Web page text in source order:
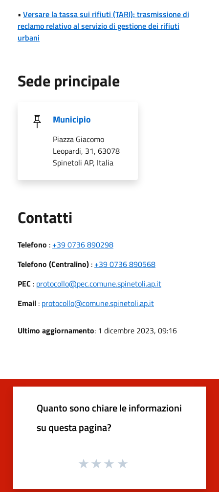
• Versare la tassa sui rifiuti (TARI): trasmissione di
reclamo relativo al servizio di gestione dei rifiuti
urbani
Sede principale
Municipio
Piazza Giacomo
Leopardi, 31, 63078
Spinetoli AP, Italia
Contatti
Telefono : +39 0736 890298
Telefono (Centralino) : +39 0736 890568
PEC : protocollo@pec.comune.spinetoli.ap.it
Email : protocollo@comune.spinetoli.ap.it
Ultimo aggiornamento: 1 dicembre 2023, 09:16
Quanto sono chiare le informazioni
su questa pagina?